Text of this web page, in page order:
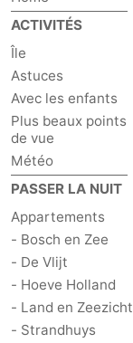
Stationnement
Saut
des
Wadden
Adresses
Médicales
Région
Îles
de
la
Frise
-
Schiermonnikoog
-
Ameland
Terschelling
ACTIVITÉS
Île
Astuces
Avec les enfants
Plus beaux points
de vue
Météo
PASSER LA NUIT
Appartements
- Bosch en Zee
- De Vlijt
- Hoeve Holland
- Land en Zeezicht
- Strandhuys